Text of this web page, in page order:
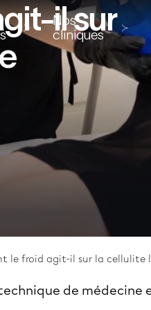
Nos
cliniques
il sur
le froid agit-il sur la cellulite
de médecine